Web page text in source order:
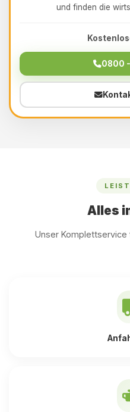
und finden die
0800
Alles
Unser Komplettservice